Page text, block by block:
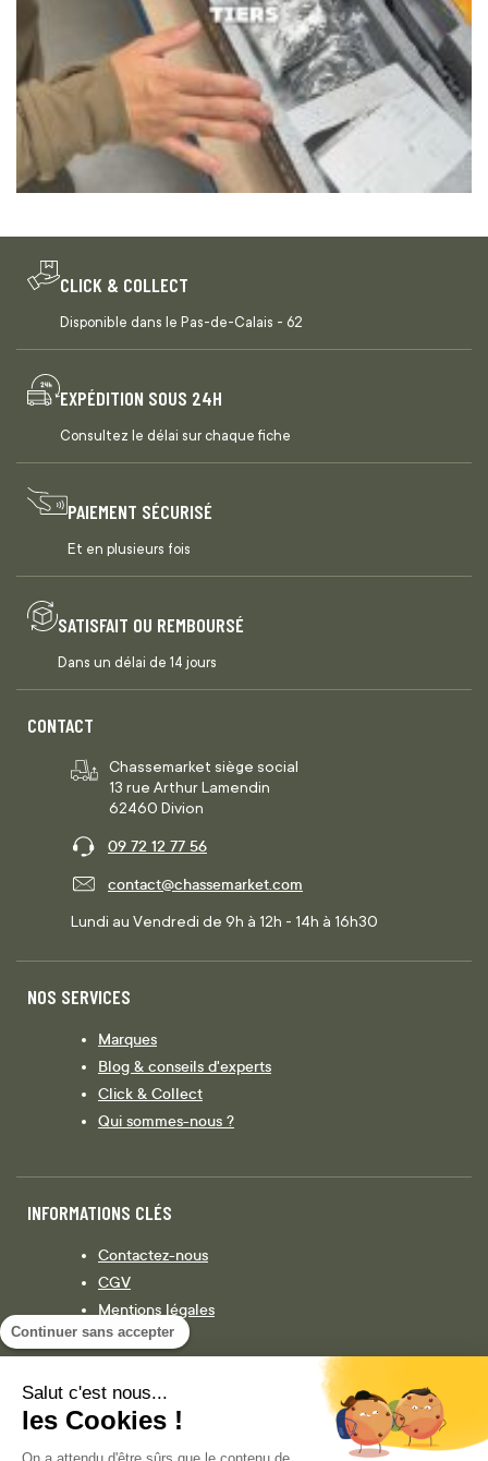
Continuer sans accepter
Salut c'est nous...
les Cookies !
On a attendu d'être sûrs que le contenu de
CLICK & COLLECT
Disponible dans le Pas-de-Calais - 62
EXPÉDITION SOUS 24H
Consultez le délai sur chaque fiche
PAIEMENT SÉCURISÉ
Et en plusieurs fois
SATISFAIT OU REMBOURSÉ
Dans un délai de 14 jours
CONTACT
Chassemarket siège social
13 rue Arthur Lamendin
62460 Divion
09 72 12 77 56
contact@chassemarket.com
Lundi au Vendredi de 9h à 12h - 14h à 16h30
NOS SERVICES
Marques
Blog & conseils d'experts
Click & Collect
Qui sommes-nous ?
INFORMATIONS CLÉS
Contactez-nous
CGV
Mentions légales
Législation
Facebook Instagram